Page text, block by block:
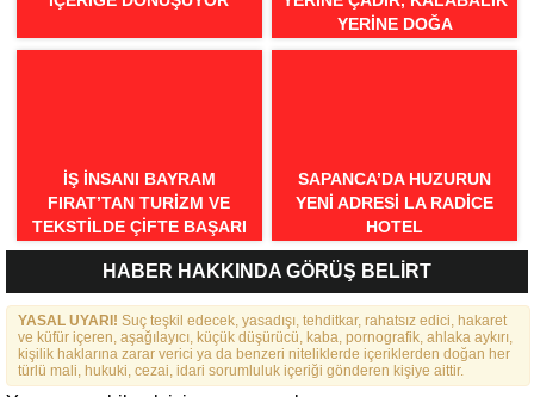
YERINE DOĞA
İŞ İNSANI BAYRAM
FIRAT’TAN TURİZM VE
TEKSTİLDE ÇİFTE BAŞARI
SAPANCA’DA HUZURUN
YENI ADRESI LA RADICE
HOTEL
HABER HAKKINDA GÖRÜŞ BELİRT
YASAL UYARI! Suç teşkil edecek, yasadışı, tehditkar, rahatsız edici, hakaret
ve küfür içeren, aşağılayıcı, küçük düşürücü, kaba, pornografik, ahlaka aykırı,
kişilik haklarına zarar verici ya da benzeri niteliklerde içeriklerden doğan her
türlü mali, hukuki, cezai, idari sorumluluk içeriği gönderen kişiye aittir.